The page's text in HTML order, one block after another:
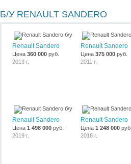
Б/У RENAULT SANDERO
Renault Sandero
Цена360 000 руб.
2013 г.
Renault Sandero
Цена375 000 руб.
2011 г.
Renault Sandero
Цена1 498 000 руб.
2019 г.
Renault Sandero
Цена1 248 000 руб.
2018 г.